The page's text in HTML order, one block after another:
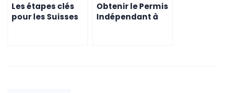
Les étapes clés
pour les Suisses
Obtenir le Permis
Indépendant à